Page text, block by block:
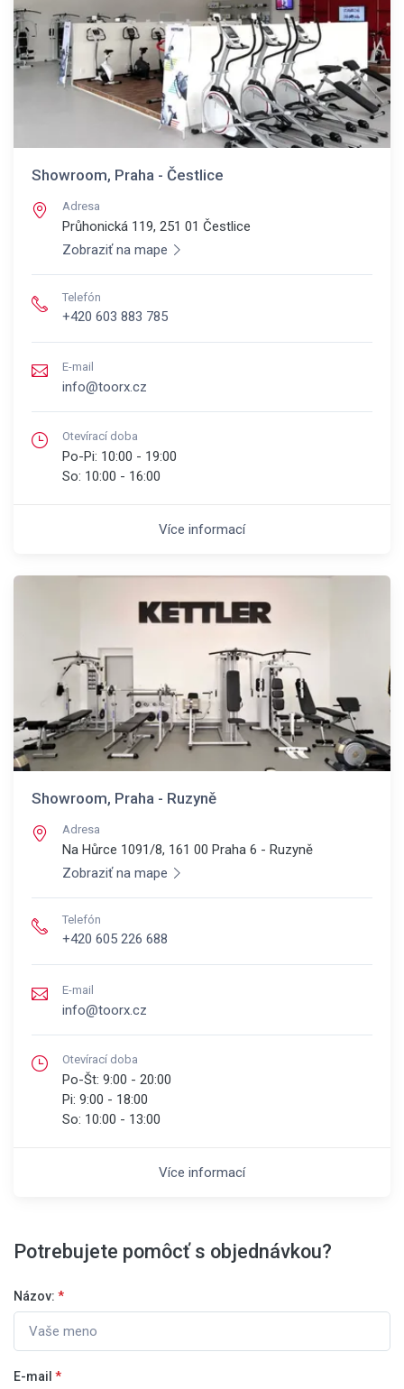
Showroom, Praha - Čestlice
Adresa
Průhonická 119, 251 01 Čestlice
Zobraziť na mape
Telefón
+420 603 883 785
E-mail
info@toorx.cz
Otevírací doba
Po-Pi: 10:00 - 19:00
So: 10:00 - 16:00
Více informací
Showroom, Praha - Ruzyně
Adresa
Na Hůrce 1091/8, 161 00 Praha 6 - Ruzyně
Zobraziť na mape
Telefón
+420 605 226 688
E-mail
info@toorx.cz
Otevírací doba
Po-Št: 9:00 - 20:00
Pi: 9:00 - 18:00
So: 10:00 - 13:00
Více informací
Potrebujete pomôcť s objednávkou?
Názov: *
E-mail *